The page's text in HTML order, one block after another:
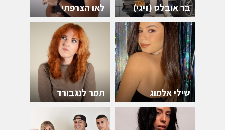
בר אובלס (זיגי) לאו הצרפתי
שילי אלמוג תמר לנגבורד